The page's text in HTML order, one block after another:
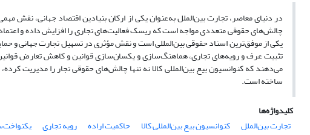
در دنیای معاصر، تجارت بین‌الملل به‌عنوان یکی از ارکان بنیادین اقتصاد جهانی، نقش
چالش‌های حقوقی متعددی مواجه است که ریسک فعالیت‌های تجاری را افزایش داده و
یکی از موفق‌ترین اسناد حقوقی بین‌المللی است و نقش مؤثری در تسهیل تجارت جهانی و
تثبیت عرف و رویه‌های تجاری، هماهنگ‌سازی و یکسان‌سازی قوانین و کاهش تعارض
می‌دهند کهکنوانسیون بیع بین‌المللی کالا نه تنها چالش‌های حقوقی تجار را مدیریت
ساخته است.
کلیدواژه‌ها
تجارت بین‌الملل
کنوانسیون بیع بین‌المللی کالا حاکمیت اراده رویه تجاری